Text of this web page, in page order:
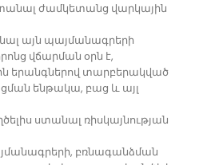
ժամկետանց վարկային
այն պայմանագրերի
վճարման օրն է,
երանգներով տարբերակված
ենթակա, բաց և այլ
ստանալ ռիսկայնության
բռնագանձման